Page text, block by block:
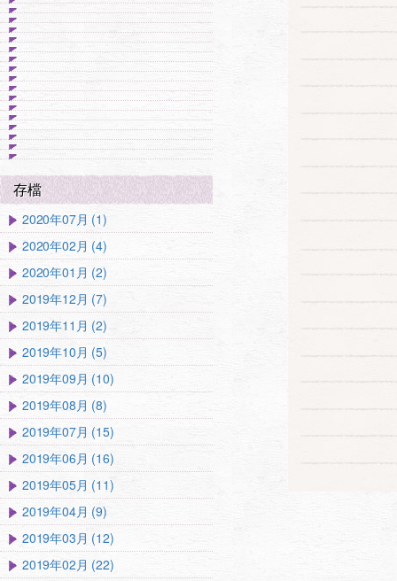
存檔
2020年07月 (1)
2020年02月 (4)
2020年01月 (2)
2019年12月 (7)
2019年11月 (2)
2019年10月 (5)
2019年09月 (10)
2019年08月 (8)
2019年07月 (15)
2019年06月 (16)
2019年05月 (11)
2019年04月 (9)
2019年03月 (12)
2019年02月 (22)